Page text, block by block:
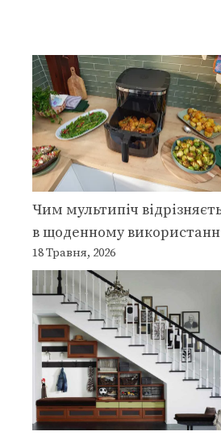
Чим мультипіч
в щоденному
18 Травня, 2026